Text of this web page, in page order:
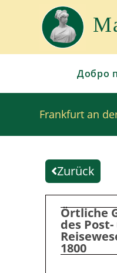
Добро
Frankfurt an
Zurück
Örtliche
des
1800